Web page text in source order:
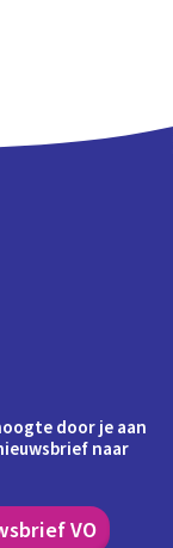
door je aan
naar
VO